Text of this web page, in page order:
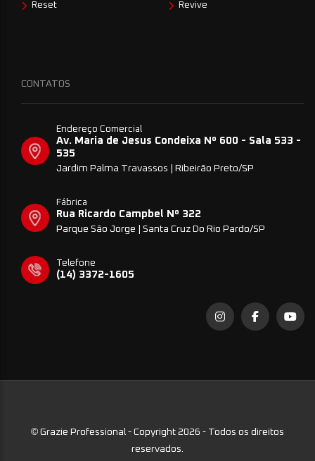
Reset Revive
CONTATOS
Endereço Comercial
Av. Maria de Jesus Condeixa Nº 600 - Sala 533 -
535
Jardim Palma Travassos | Ribeirão Preto/SP
Fábrica
Rua Ricardo Campbel Nº 322
Parque São Jorge | Santa Cruz Do Rio Pardo/SP
Telefone
(14) 3372-1605
© Grazie Professional - Copyright 2026 - Todos os direitos
reservados.